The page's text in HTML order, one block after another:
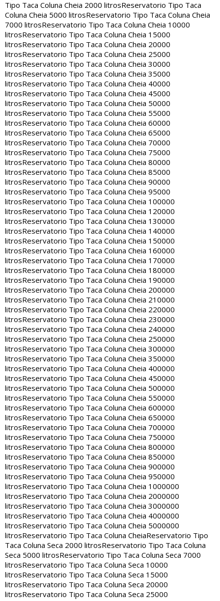
Tipo Taca Coluna Cheia 2000 litrosReservatorio Tipo Taca
Coluna Cheia 5000 litrosReservatorio Tipo Taca Coluna Cheia
7000 litrosReservatorio Tipo Taca Coluna Cheia 10000
litrosReservatorio Tipo Taca Coluna Cheia 15000
litrosReservatorio Tipo Taca Coluna Cheia 20000
litrosReservatorio Tipo Taca Coluna Cheia 25000
litrosReservatorio Tipo Taca Coluna Cheia 30000
litrosReservatorio Tipo Taca Coluna Cheia 35000
litrosReservatorio Tipo Taca Coluna Cheia 40000
litrosReservatorio Tipo Taca Coluna Cheia 45000
litrosReservatorio Tipo Taca Coluna Cheia 50000
litrosReservatorio Tipo Taca Coluna Cheia 55000
litrosReservatorio Tipo Taca Coluna Cheia 60000
litrosReservatorio Tipo Taca Coluna Cheia 65000
litrosReservatorio Tipo Taca Coluna Cheia 70000
litrosReservatorio Tipo Taca Coluna Cheia 75000
litrosReservatorio Tipo Taca Coluna Cheia 80000
litrosReservatorio Tipo Taca Coluna Cheia 85000
litrosReservatorio Tipo Taca Coluna Cheia 90000
litrosReservatorio Tipo Taca Coluna Cheia 95000
litrosReservatorio Tipo Taca Coluna Cheia 100000
litrosReservatorio Tipo Taca Coluna Cheia 120000
litrosReservatorio Tipo Taca Coluna Cheia 130000
litrosReservatorio Tipo Taca Coluna Cheia 140000
litrosReservatorio Tipo Taca Coluna Cheia 150000
litrosReservatorio Tipo Taca Coluna Cheia 160000
litrosReservatorio Tipo Taca Coluna Cheia 170000
litrosReservatorio Tipo Taca Coluna Cheia 180000
litrosReservatorio Tipo Taca Coluna Cheia 190000
litrosReservatorio Tipo Taca Coluna Cheia 200000
litrosReservatorio Tipo Taca Coluna Cheia 210000
litrosReservatorio Tipo Taca Coluna Cheia 220000
litrosReservatorio Tipo Taca Coluna Cheia 230000
litrosReservatorio Tipo Taca Coluna Cheia 240000
litrosReservatorio Tipo Taca Coluna Cheia 250000
litrosReservatorio Tipo Taca Coluna Cheia 300000
litrosReservatorio Tipo Taca Coluna Cheia 350000
litrosReservatorio Tipo Taca Coluna Cheia 400000
litrosReservatorio Tipo Taca Coluna Cheia 450000
litrosReservatorio Tipo Taca Coluna Cheia 500000
litrosReservatorio Tipo Taca Coluna Cheia 550000
litrosReservatorio Tipo Taca Coluna Cheia 600000
litrosReservatorio Tipo Taca Coluna Cheia 650000
litrosReservatorio Tipo Taca Coluna Cheia 700000
litrosReservatorio Tipo Taca Coluna Cheia 750000
litrosReservatorio Tipo Taca Coluna Cheia 800000
litrosReservatorio Tipo Taca Coluna Cheia 850000
litrosReservatorio Tipo Taca Coluna Cheia 900000
litrosReservatorio Tipo Taca Coluna Cheia 950000
litrosReservatorio Tipo Taca Coluna Cheia 1000000
litrosReservatorio Tipo Taca Coluna Cheia 2000000
litrosReservatorio Tipo Taca Coluna Cheia 3000000
litrosReservatorio Tipo Taca Coluna Cheia 4000000
litrosReservatorio Tipo Taca Coluna Cheia 5000000
litrosReservatorio Tipo Taca Coluna CheiaReservatorio Tipo
Taca Coluna Seca 2000 litrosReservatorio Tipo Taca Coluna
Seca 5000 litrosReservatorio Tipo Taca Coluna Seca 7000
litrosReservatorio Tipo Taca Coluna Seca 10000
litrosReservatorio Tipo Taca Coluna Seca 15000
litrosReservatorio Tipo Taca Coluna Seca 20000
litrosReservatorio Tipo Taca Coluna Seca 25000